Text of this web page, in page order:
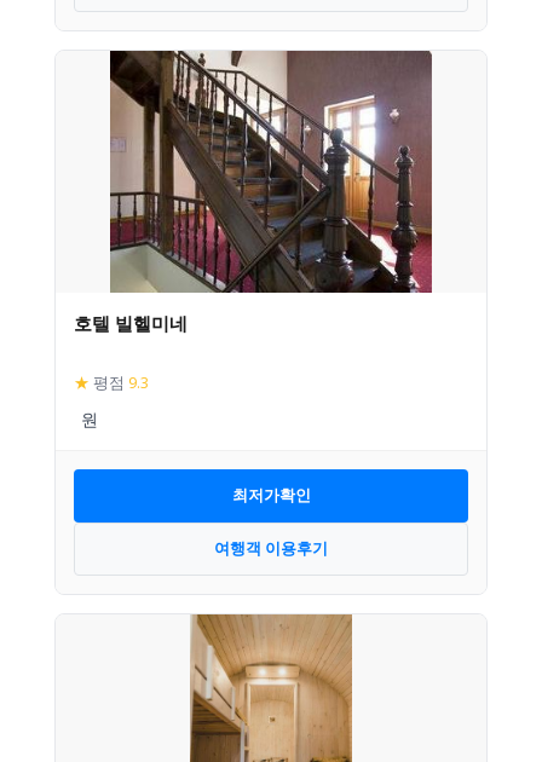
호텔 빌헬미네
★ 평점 9.3
최저가확인
여행객 이용후기